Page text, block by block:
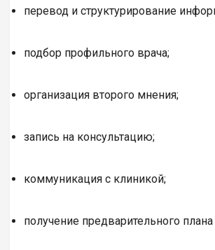
перевод и структурирование
подбор профильного врача;
организация второго мнения;
запись на консультацию;
коммуникация с клиникой;
получение предварительного